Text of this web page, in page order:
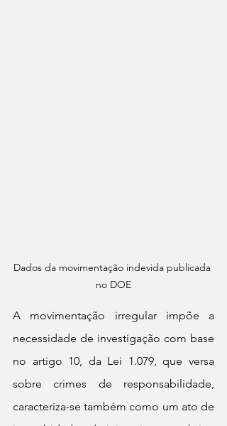
Dados da movimentação indevida publicada
no DOE
A movimentação irregular impõe a
necessidade de investigação com base
no artigo 10, da Lei 1.079, que versa
sobre crimes de responsabilidade,
caracteriza-se também como um ato de